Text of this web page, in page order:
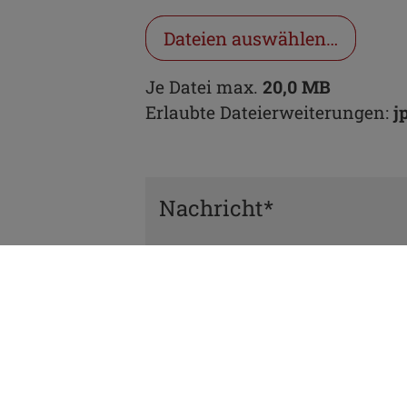
Dateien auswählen…
Je Datei max. 20,0 MB
Erlaubte Dateierweiterungen:
Nachricht*